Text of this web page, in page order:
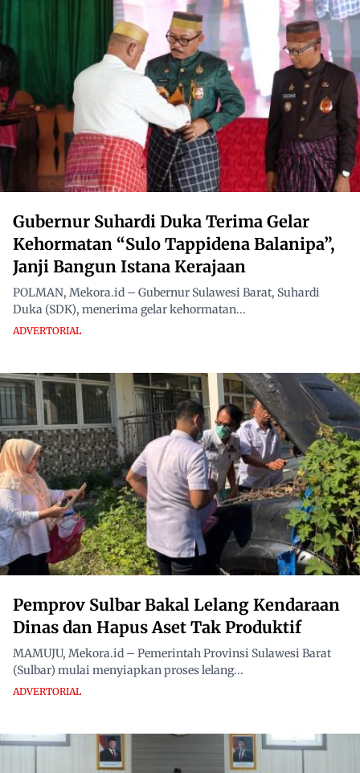
Gubernur Suhardi Duka Terima Gelar
Kehormatan “Sulo Tappidena Balanipa”,
Janji Bangun Istana Kerajaan
POLMAN, Mekora.id – Gubernur Sulawesi Barat, Suhardi
Duka (SDK), menerima gelar kehormatan...
ADVERTORIAL
Pemprov Sulbar Bakal Lelang Kendaraan
Dinas dan Hapus Aset Tak Produktif
MAMUJU, Mekora.id – Pemerintah Provinsi Sulawesi Barat
(Sulbar) mulai menyiapkan proses lelang...
ADVERTORIAL